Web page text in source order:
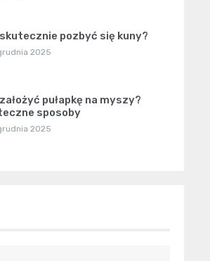
pozbyć się kuny?
2025
pułapkę na myszy?
sposoby
2025